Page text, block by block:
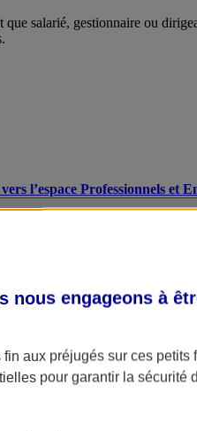
que salarié, gestionnaire ou
l’espace Professionnels et
nous engageons à
fin aux préjugés sur ces
pour garantir la sécurité